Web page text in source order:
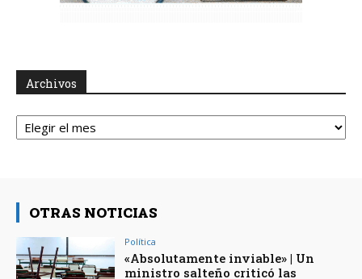
Archivos
Archivos
OTRAS NOTICIAS
Política
«Absolutamente inviable» | Un
ministro salteño criticó las